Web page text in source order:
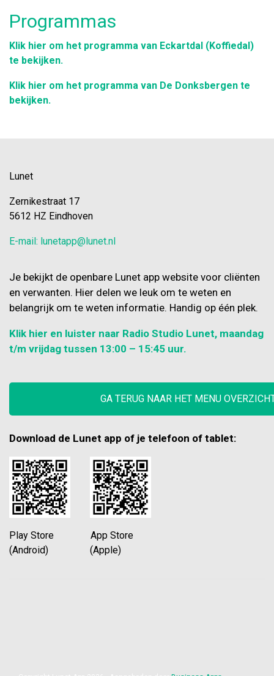
Programmas
Klik hier om het programma van Eckartdal (Koffiedal)
te bekijken.
Klik hier om het programma van De Donksbergen te
bekijken.
Lunet
Zernikestraat 17
5612 HZ Eindhoven
E-mail: lunetapp@lunet.nl
Je bekijkt de openbare Lunet app website voor cliënten
en verwanten. Hier delen we leuk om te weten en
belangrijk om te weten informatie. Handig op één plek.
Klik hier en luister naar Radio Studio Lunet, maandag
t/m vrijdag tussen 13:00 – 15:45 uur.
GA TERUG NAAR HET MENU
Download de Lunet app of je telefoon of tablet:
Play Store App Store
(Android) (Apple)